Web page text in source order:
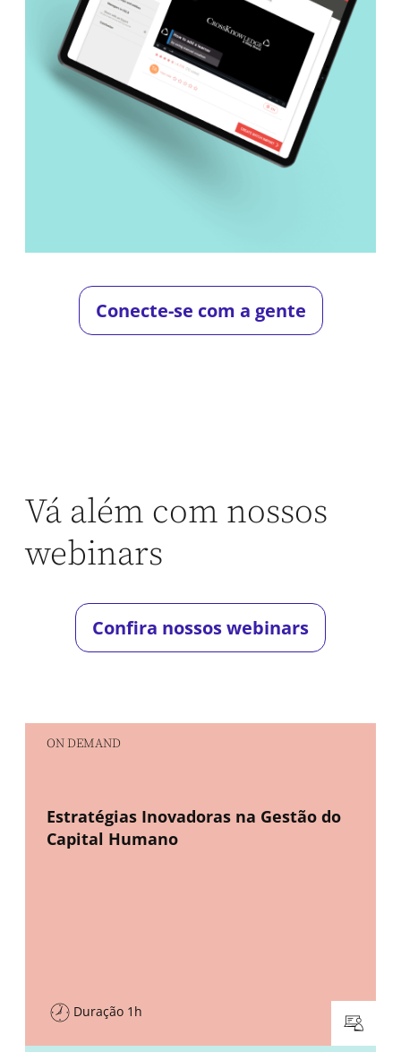
Conecte-se com a gente
Vá além com nossos
webinars
Confira nossos webinars
ON DEMAND
New window
Estratégias Inovadoras na Gestão do
Capital Humano
Duração 1h